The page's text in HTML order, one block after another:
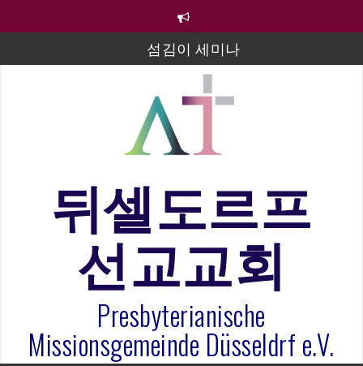
섬김이 세미나
김태희 자매 졸업연주
2023년 어린이 주일 유초등부 발표
라합3 나라 봉헌송
은퇴사-우선화 권사
20260322 주안에 가만히 머물기(요한복음 15:1-17) 손
훈목사
뒤셀도르프
선교교회
Presbyterianische
Missionsgemeinde Düsseldrf e.V.